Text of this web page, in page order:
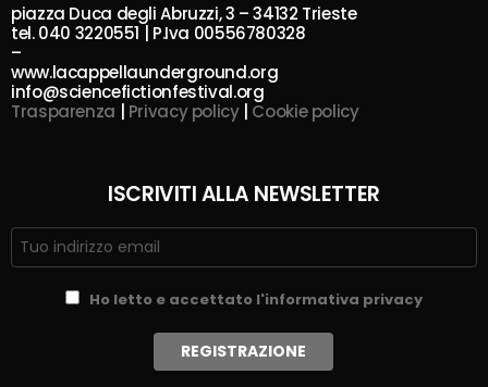
piazza Duca degli Abruzzi, 3 – 34132 Trieste
tel. 040 3220551 | P.Iva 00556780328
–
www.lacappellaunderground.org
info@sciencefictionfestival.org
Trasparenza | Privacy policy| Cookie policy
ISCRIVITI ALLA NEWSLETTER
Ho letto e accettato l'informativa privacy